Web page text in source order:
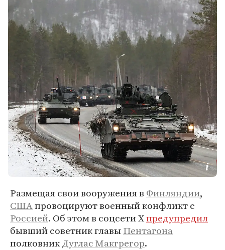
Размещая свои вооружения в Финляндии,
СШАпровоцируют военный конфликт с
Россией. Об этом в соцсети Хпредупредил
бывший советник главыПентагона
полковникДуглас Макгрегор.